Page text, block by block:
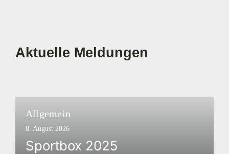
Aktuelle Meldungen
Allgemein
8. August 2026
Sportbox 2025